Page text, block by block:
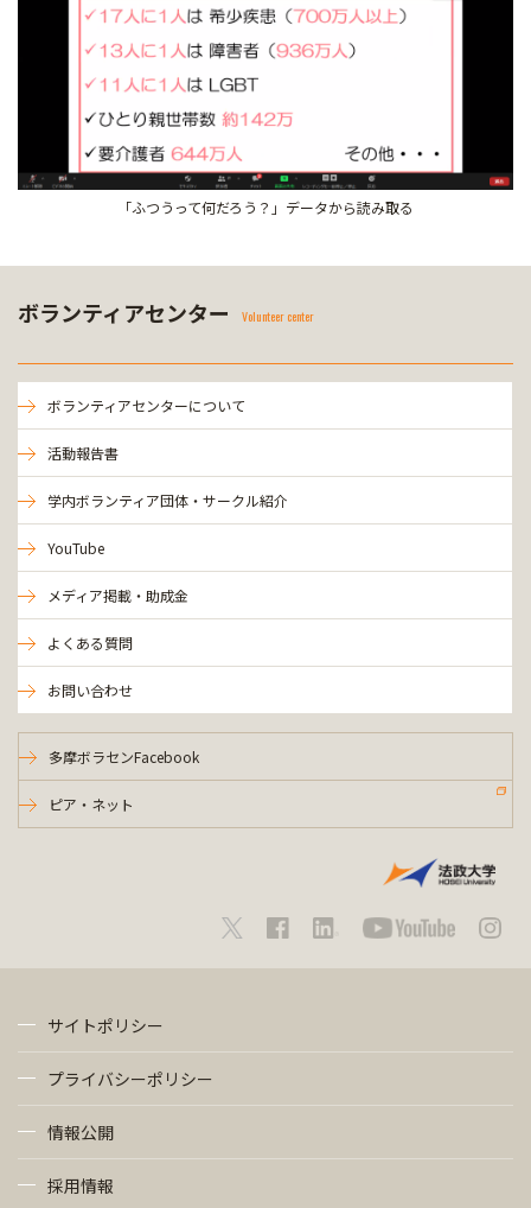
「ふつうって何だろう？」データから読み取る
ボランティアセンター Volunteer center
ボランティアセンターについて
活動報告書
学内ボランティア団体・サークル紹介
YouTube
メディア掲載・助成金
よくある質問
お問い合わせ
多摩ボラセンFacebook
ピア・ネット
サイトポリシー
プライバシーポリシー
情報公開
採用情報